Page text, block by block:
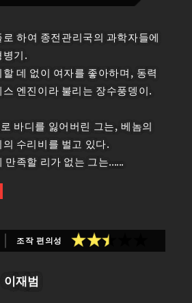
하여 종전관리국의 과학자들에
병기.
데 없이 여자를 좋아하며, 동력
엔진이라 불리는 장수풍뎅이.
바디를 잃어버린 그는, 베놈의
수리비를 벌고 있다.
족할 리가 없는 그는......
다.
없다.
"꿈"을 계속 좆는 것이었다.
조작 편의성
이재범